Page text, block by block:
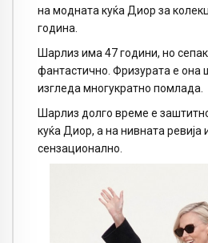
на модната куќа Диор за
година.
Шарлиз има 47 години, но
фантастично. Фризурата е она
изгледа многукратно помлада.
Шарлиз долго време е
куќа Диор, а на нивната ревија
сензационално.